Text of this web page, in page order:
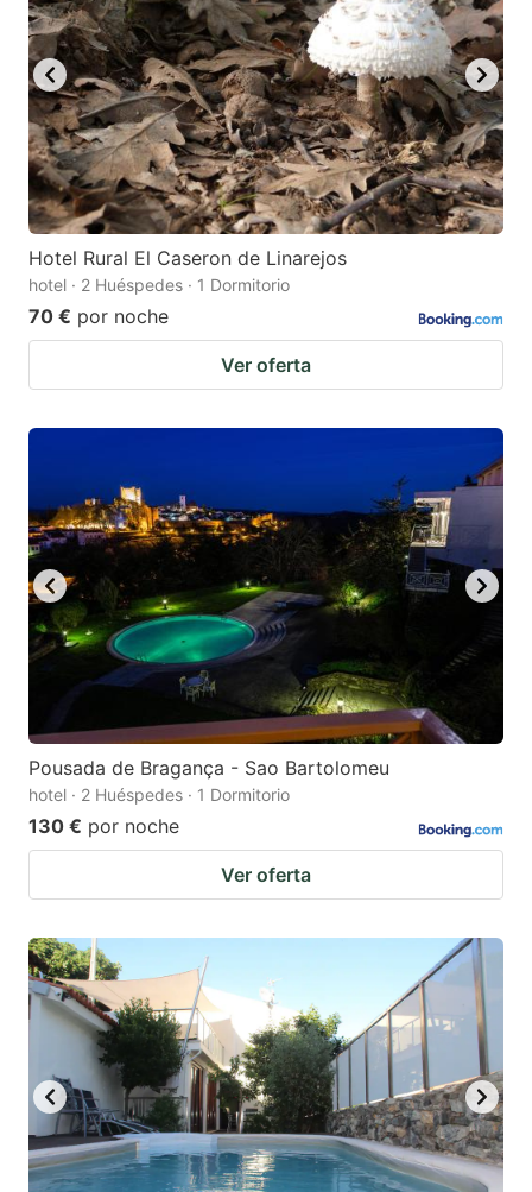
Hotel Rural El Caseron de Linarejos
hotel · 2 Huéspedes · 1 Dormitorio
70 € por noche
Ver oferta
Pousada de Bragança - Sao Bartolomeu
hotel · 2 Huéspedes · 1 Dormitorio
130 € por noche
Ver oferta